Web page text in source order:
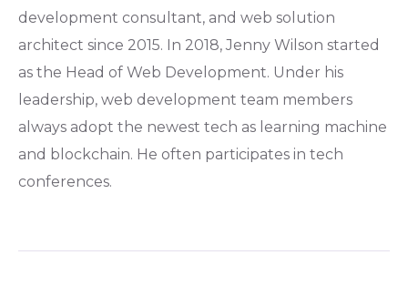
development consultant, and web solution
architect since 2015. In 2018, Jenny Wilson started
as the Head of Web Development. Under his
leadership, web development team members
always adopt the newest tech as learning machine
and blockchain. He often participates in tech
conferences.